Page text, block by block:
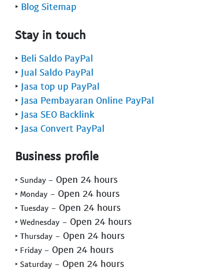
‣ Blog Sitemap
Stay in touch
‣ Beli Saldo PayPal
‣ Jual Saldo PayPal
‣ Jasa top up PayPal
‣ Jasa Pembayaran Online PayPal
‣ Jasa SEO Backlink
‣ Jasa Convert PayPal
Business profile
‣ Sunday - Open 24 hours
‣ Monday - Open 24 hours
‣ Tuesday - Open 24 hours
‣ Wednesday - Open 24 hours
‣ Thursday - Open 24 hours
‣ Friday - Open 24 hours
‣ Saturday - Open 24 hours